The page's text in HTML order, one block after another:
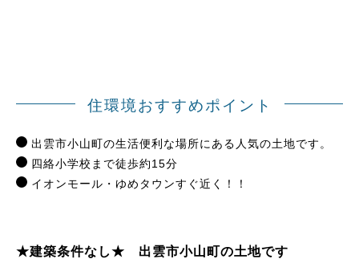
住環境おすすめポイント
出雲市小山町の生活便利な場所にある人気の土地です。
四絡小学校まで徒歩約15分
イオンモール・ゆめタウンすぐ近く！！
★建築条件なし★ 出雲市小山町の土地です